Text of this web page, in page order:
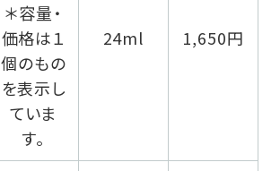
＊容量・
価格は１
個のもの
を表示し
ていま
す。
24ml 1,650円